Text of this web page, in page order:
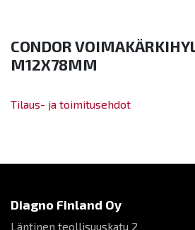
CONDOR
M12X78MM
Tilaus- ja toimitusehdot
Diagno Finland Oy
Läntinen teollisuuskatu 2